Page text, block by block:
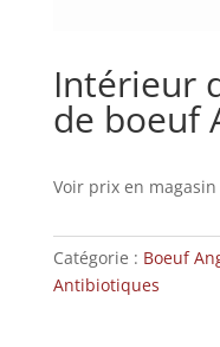
Intérieur
de boeuf
Voir prix en magasin
Catégorie : Boeuf
Antibiotiques